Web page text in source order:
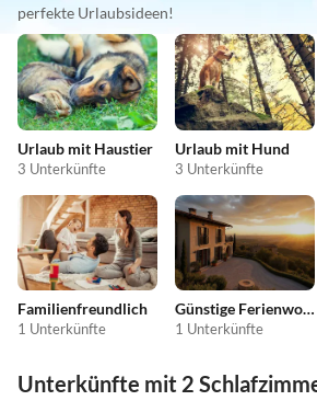
perfekte Urlaubsideen!
Urlaub mit Haustier
3 Unterkünfte
Urlaub mit Hund
3 Unterkünfte
Familienfreundlich
1 Unterkünfte
Günstige Ferienwohnungen
1 Unterkünfte
Unterkünfte mit 2